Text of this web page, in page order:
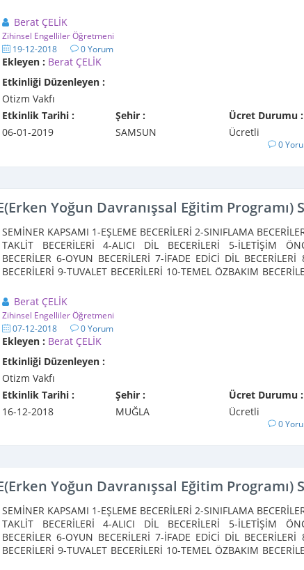
Berat ÇELİK
Zihinsel Engelliler Öğretmeni
19-12-2018 0 Yorum
Ekleyen : Berat ÇELİK
Etkinliği Düzenleyen :
Otizm Vakfı
Etkinlik Tarihi :
06-01-2019
Şehir :
SAMSUN
Ücret Durumu :
Ücretli
0
Yoğun Davranışsal Eğitim Programı)
SEMİNER KAPSAMI 1-EŞLEME BECERİLERİ 2-SINIFLAMA
TAKLİT BECERİLERİ 4-ALICI DİL BECERİLERİ 5-İLETİŞİM
BECERİLER 6-OYUN BECERİLERİ 7-İFADE EDİCİ DİL BECERİLERİ
BECERİLERİ 9-TUVALET BECERİLERİ 10-TEMEL ÖZBAKIM
Berat ÇELİK
Zihinsel Engelliler Öğretmeni
07-12-2018 0 Yorum
Ekleyen : Berat ÇELİK
Etkinliği Düzenleyen :
Otizm Vakfı
Etkinlik Tarihi :
16-12-2018
Şehir :
MUĞLA
Ücret Durumu :
Ücretli
0
Yoğun Davranışsal Eğitim Programı)
SEMİNER KAPSAMI 1-EŞLEME BECERİLERİ 2-SINIFLAMA
TAKLİT BECERİLERİ 4-ALICI DİL BECERİLERİ 5-İLETİŞİM
BECERİLER 6-OYUN BECERİLERİ 7-İFADE EDİCİ DİL BECERİLERİ
BECERİLERİ 9-TUVALET BECERİLERİ 10-TEMEL ÖZBAKIM